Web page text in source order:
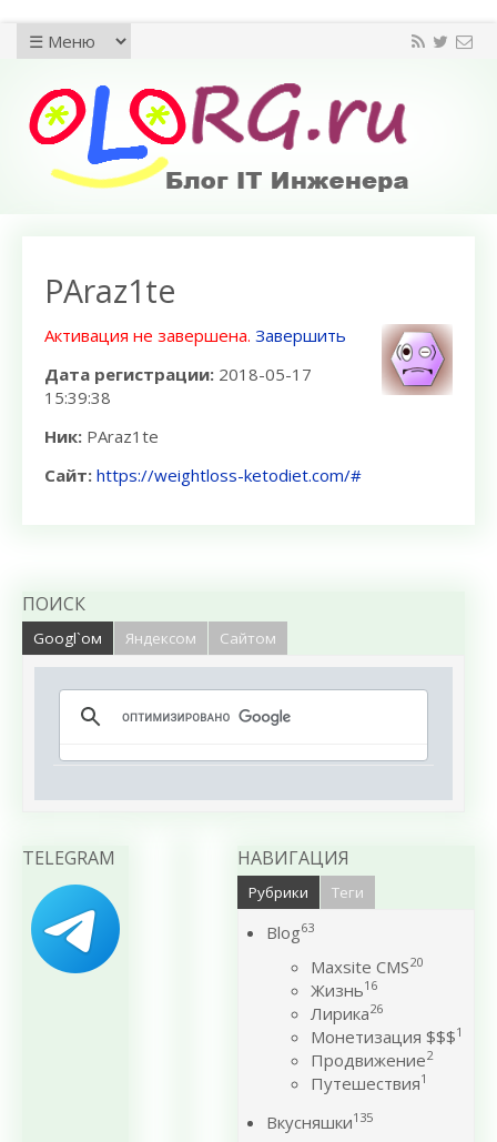
PAraz1te
Активация не завершена. Завершить
Дата регистрации: 2018-05-17
15:39:38
Ник: PAraz1te
Сайт: https://weightloss-ketodiet.com/#
ПОИСК
Googl`ом Яндексом Сайтом
TELEGRAM НАВИГАЦИЯ
Рубрики Теги
Blog63
Maxsite CMS20
Жизнь16
Лирика26
Монетизация $$$1
Продвижение2
Путешествия1
Вкусняшки135